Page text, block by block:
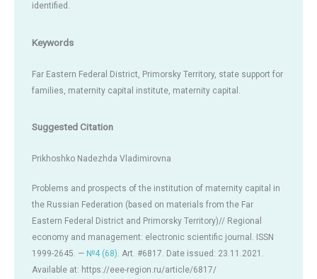
identified.
Keywords
Far Eastern Federal District, Primorsky Territory, state support for
families, maternity capital institute, maternity capital.
Suggested Citation
Prikhoshko Nadezhda Vladimirovna
Problems and prospects of the institution of maternity capital in
the Russian Federation (based on materials from the Far
Eastern Federal District and Primorsky Territory)// Regional
economy and management: electronic scientific journal. ISSN
1999-2645. — №4 (68). Art. #6817. Date issued: 23.11.2021.
Available at: https://eee-region.ru/article/6817/